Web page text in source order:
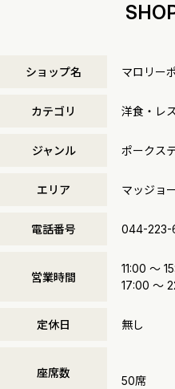
ショップ名 マロリー
カテゴリ 洋食・レ
ジャンル ポークス
エリア マッジョ
電話番号 044-223-
営業時間
11:00 〜
17:00 〜
定休日 無し
座席数
50席